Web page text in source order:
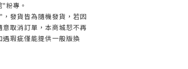
粉專。
發貨皆為隨機發貨，若因
取消訂單，本商城恕不再
瑕疵僅能提供一般版換